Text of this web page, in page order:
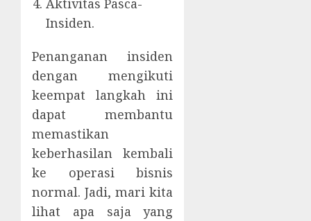
Insiden.
Penanganan insiden
dengan mengikuti
keempat langkah ini
dapat membantu
memastikan
keberhasilan kembali
ke operasi bisnis
normal. Jadi, mari kita
lihat apa saja yang